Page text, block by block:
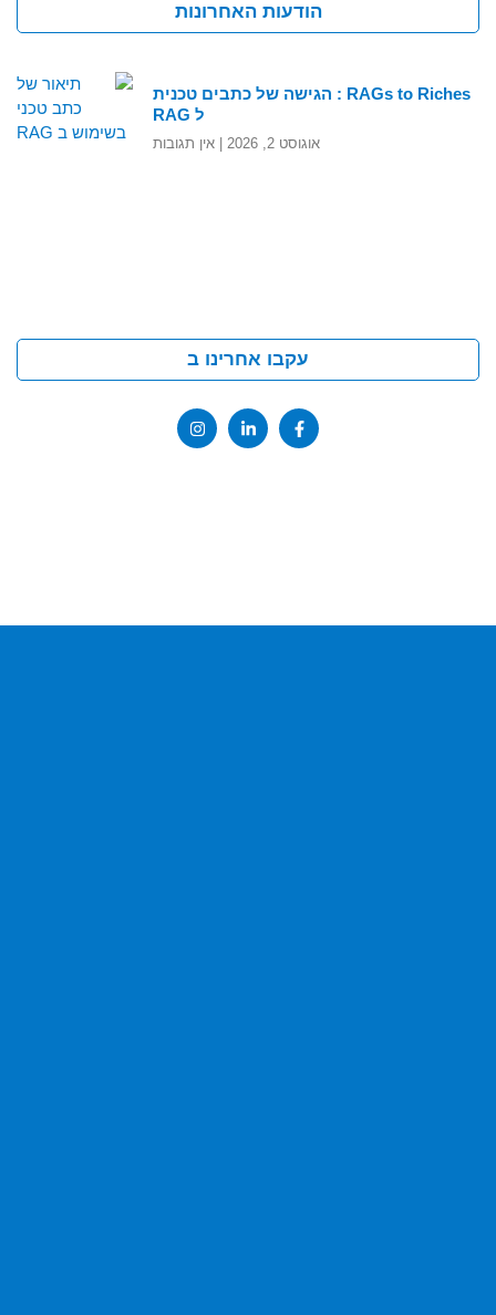
הודעות האחרונות
RAGs to Riches : הגישה של כתבים טכנית
ל RAG
אוגוסט 2, 2026 אין תגובות
עקבו אחרינו ב